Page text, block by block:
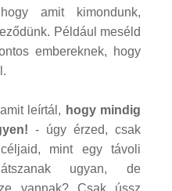
amit kimondunk,
Például meséld
embereknek, hogy
amit leírtál, hogy mindig
- úgy érzed, csak
mint egy távoli
ugyan, de
vannak? Csak ússz